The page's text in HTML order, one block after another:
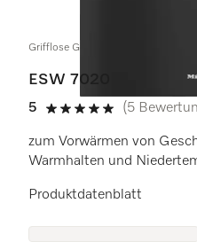
Grifflose Gourmet-
ESW 7020
5
5 Sterne von 5
(5
zum Vorwärmen von
Warmhalten und
Produktdatenblatt